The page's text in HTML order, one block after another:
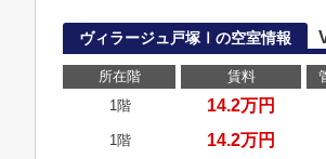
ヴィラージュ戸塚Ⅰの空室情報
所在階 賃料
1階
14.2万円
1階 14.2万円